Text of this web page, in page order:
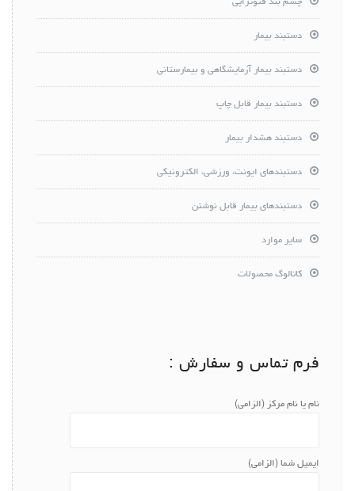
چشم بند فتوتراپی
دستبند بیمار
دستبند بیمار آزمایشگاهی و بیمارستانی
دستبند بیمار قابل چاپ
دستبند هشدار بیمار
دستبندهای ایونت، ورزشی، الکترونیکی
دستبندهای بیمار قابل نوشتن
سایر موارد
کاتالوگ محصولات
فرم تماس و سفارش :
نام یا نام مرکز (الزامی)
ایمیل شما (الزامی)